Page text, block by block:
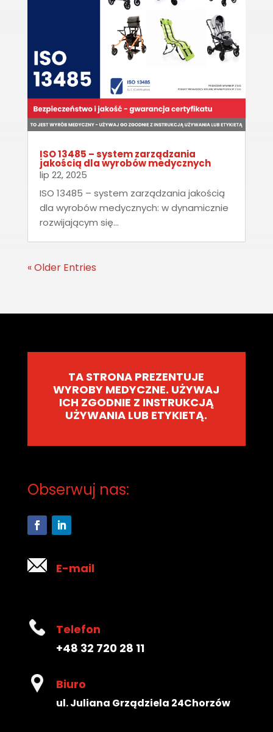
ISO 13485 – system zarządzania
jakością dla wyrobów medycznych
lip 22, 2025
ISO 13485 – system zarządzania jakością
dla wyrobów medycznych: w dynamicznie
rozwijającym się...
« Older Entries
TA STRONA PREZENTUJE
WYROBY MEDYCZNE. UŻYWAJ
ICH ZGODNIE Z INSTRUKCJĄ
UŻYWANIA LUB ETYKIETĄ.
Obserwuj nas:
E-mail
Telefon
+48 32 720 28 11
Biuro
ul. Juliana Grządziela 24Chorzów